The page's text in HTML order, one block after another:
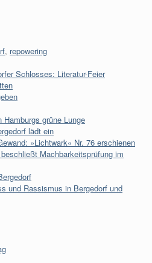
, repowering
Schlosses: Literatur-Feier
Hamburgs grüne Lunge
lädt ein
»Lichtwark« Nr. 76 erschienen
Machbarkeitsprüfung im
und Rassismus in Bergedorf und